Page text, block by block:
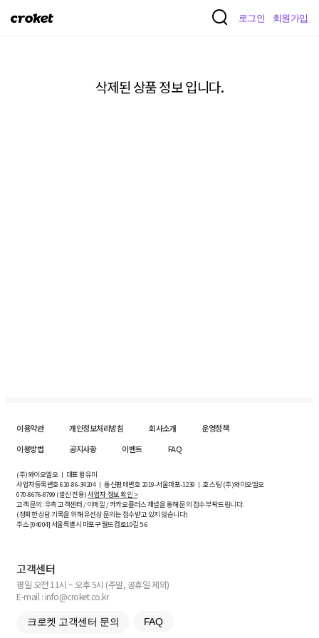
크
로그인 회원가입
삭제된 상품 정보 입니다.
이용약관 개인정보처리방침 회사소개
운영정책
이용방법
공지사항 이벤트 FAQ
(주)와이오엘오 ㅣ 대표 황유미
사업자등록번호610-86-34204ㅣ 통신판매번호 2019-서울마포-1239 ㅣ 호스팅 (주)와이오엘오
070-8676-8799 (발신 전용)사업자 정보 확인 >
고객 문의: 우측 고객센터 / 이메일 / 카카오플러스 채널을 통해 문의 접수 부탁드립니다.
(정확한 상담 기록을 위해 유선상 문의는 접수받고 있지 않습니다)
주소 [04004] 서울특별시 마포구 월드컵로10길5-6
고객센터
평일 오전 11시 ~ 오후 5시 (주말, 공휴일 제외)
E-mail : info@croket.co.kr
크로켓 고객센터 문의 FAQ